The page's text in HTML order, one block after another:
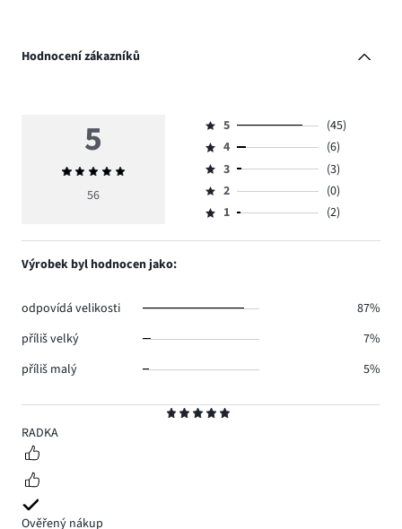
Hodnocení zákazníků
5
RADKA
Ověřený nákup
5
Průměrné
hodnocení
56
Hodnocení
5,
počet
hlasů
45.
5
(45)
Hodnocení
4,
počet
hlasů
4
(6)
Hodnocení
3,
počet
3
(3)
Hodnocení
2,
2
(0)
Hodnocení
1,
1 (2)
Výrobek byl hodnocen jako:
odpovídá velikosti
87%
příliš velký
7%
příliš malý
5%